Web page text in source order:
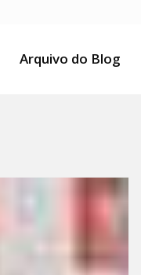
Arquivo do Blog